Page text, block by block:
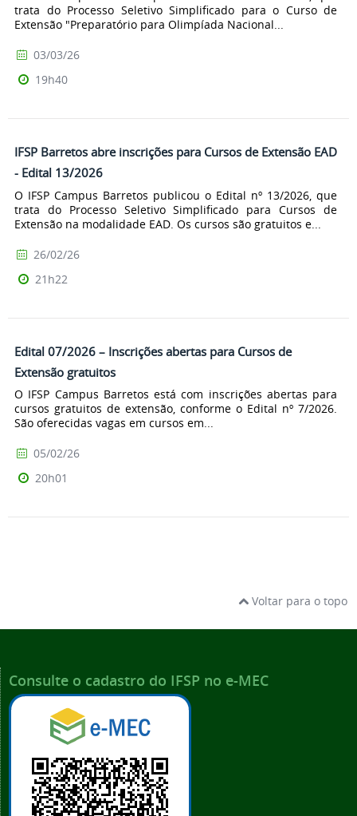
trata do Processo Seletivo Simplificado para o Curso de
Extensão "Preparatório para Olimpíada Nacional...
03/03/26
19h40
IFSP Barretos abre inscrições para Cursos de Extensão EAD
- Edital 13/2026
O IFSP Campus Barretos publicou o Edital nº 13/2026, que
trata do Processo Seletivo Simplificado para Cursos de
Extensão na modalidade EAD. Os cursos são gratuitos e...
26/02/26
21h22
Edital 07/2026 – Inscrições abertas para Cursos de
Extensão gratuitos
O IFSP Campus Barretos está com inscrições abertas para
cursos gratuitos de extensão, conforme o Edital nº 7/2026.
São oferecidas vagas em cursos em...
05/02/26
20h01
Voltar para o topo
Consulte o cadastro do IFSP no e-MEC